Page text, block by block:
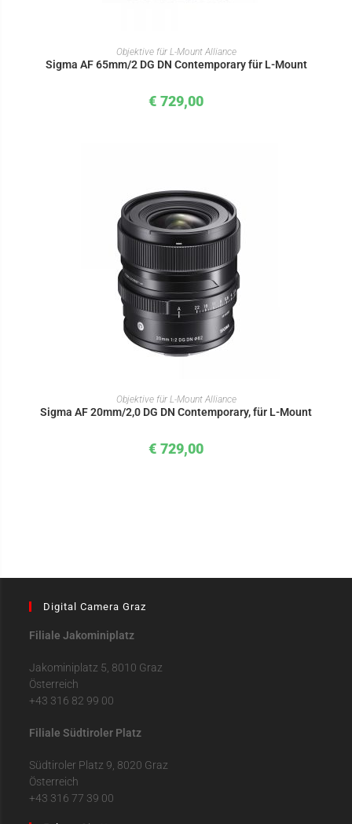
IN DEN WARENKORB
Objektive für L-Mount Alliance
Sigma AF 65mm/2 DG DN Contemporary für L-Mount
€ 729,00
IN DEN WARENKORB
Objektive für L-Mount Alliance
Sigma AF 20mm/2,0 DG DN Contemporary, für L-Mount
€ 729,00
Digital Camera Graz
Filiale Jakominiplatz
Jakominiplatz 5, 8010 Graz
Österreich
+43 316 82 99 00
Filiale Südtiroler Platz
Südtiroler Platz 9, 8020 Graz
Österreich
+43 316 77 39 00